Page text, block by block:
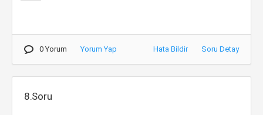
0 Yorum Yorum Yap Hata Bildir Soru Detay
8.Soru